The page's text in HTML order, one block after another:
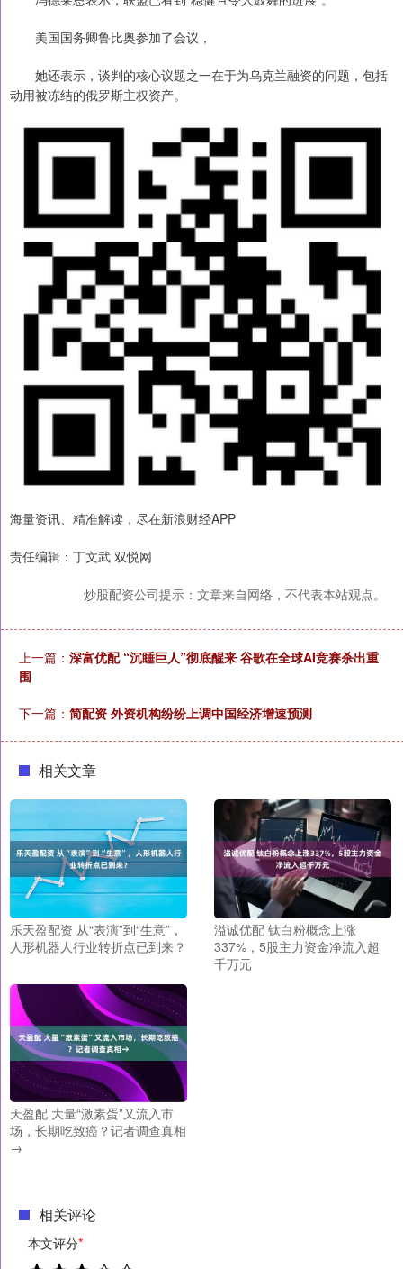
美国国务卿鲁比奥参加了会议，
她还表示，谈判的核心议题之一在于为乌克兰融资的问题，包括
动用被冻结的俄罗斯主权资产。
海量资讯、精准解读，尽在新浪财经APP
责任编辑：丁文武 双悦网
炒股配资公司提示：文章来自网络，不代表本站观点。
上一篇： 深富优配 “沉睡巨人”彻底醒来 谷歌在全球AI竞赛杀出重
围
下一篇： 简配资 外资机构纷纷上调中国经济增速预测
相关文章
乐天盈配资 从“表演”到“生意”，
人形机器人行业转折点已到来？
溢诚优配 钛白粉概念上涨
337%，5股主力资金净流入超
千万元
天盈配 大量“激素蛋”又流入市
场，长期吃致癌？记者调查真相
→
相关评论
本文评分*